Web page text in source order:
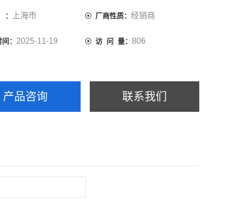
精度。
。
上海市 厂商性质： 经销商
： 2025-11-19 访 问 量： 806
产品咨询 联系我们